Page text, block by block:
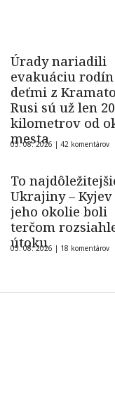
Úrady nariadili
evakuáciu rodín
deťmi z
Rusi sú už len 20
kilometrov od
mesta
05. 08. 2026 | 42 komentárov
To
Ukrajiny – Kyjev
jeho okolie boli
terčom
útoku
05. 08. 2026 | 18 komentárov